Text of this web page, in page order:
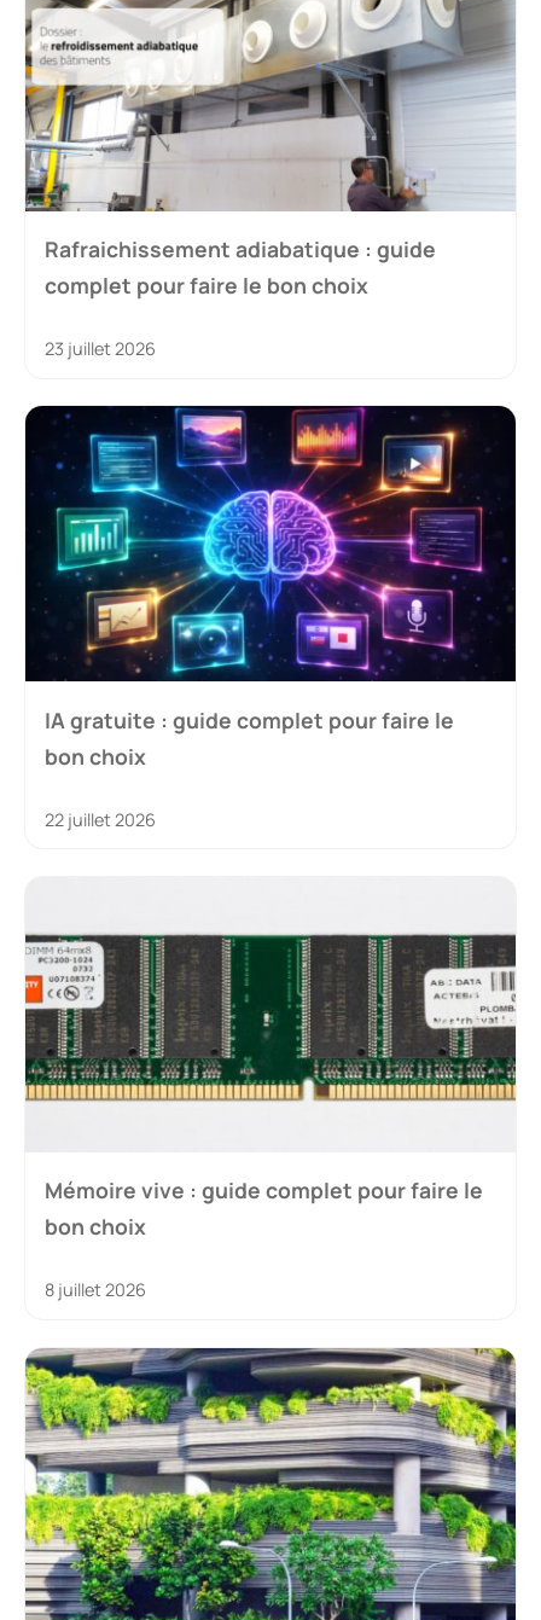
Rafraichissement adiabatique : guide
complet pour faire le bon choix
23 juillet 2026
IA gratuite : guide complet pour faire le
bon choix
22 juillet 2026
Mémoire vive : guide complet pour faire le
bon choix
8 juillet 2026